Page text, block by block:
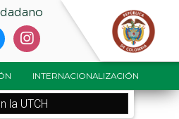
INTERNACIONALIZACIÓN